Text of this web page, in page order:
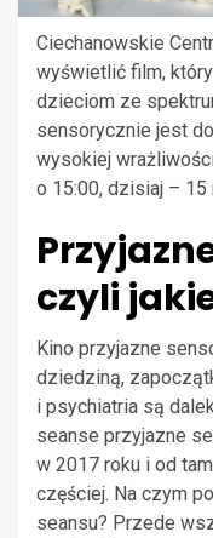
Ciechanowskie
wyświetlić film,
dzieciom ze
sensorycznie jest
wysokiej
o 15:00, dzisiaj – 15
czyli
Kino przyjazne
dziedziną,
i psychiatria są
seanse przyjazne
w 2017 roku i od
częściej. Na czym
seansu? Przede